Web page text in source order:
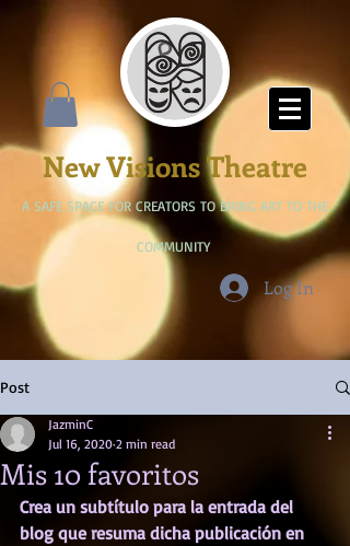
New Visions Theatre
A SAFE SPACE FOR CREATORS TO BRING ART TO THE
COMMUNITY
Log In
Post
Mis 10 favoritos
JazminC
Jul 16, 2020 2 min read
Crea un subtítulo para la entrada del
blog que resuma dicha publicación en